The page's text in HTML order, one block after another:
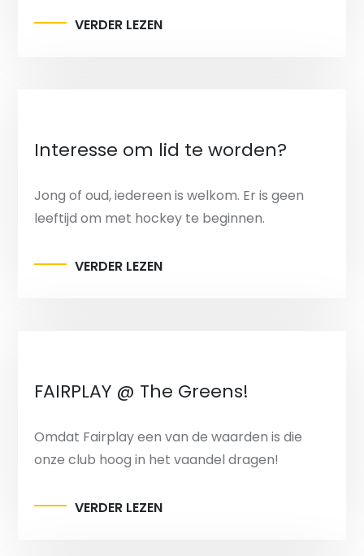
VERDER LEZEN
Interesse om lid te worden?
Jong of oud, iedereen is welkom. Er is geen
leeftijd om met hockey te beginnen.
VERDER LEZEN
FAIRPLAY @ The Greens!
Omdat Fairplay een van de waarden is die
onze club hoog in het vaandel dragen!
VERDER LEZEN